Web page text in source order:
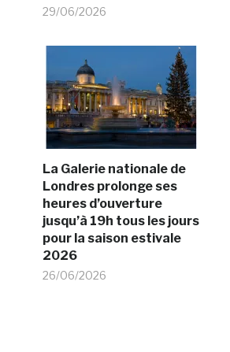
29/06/2026
La Galerie nationale de
Londres prolonge ses
heures d’ouverture
jusqu’à 19h tous les jours
pour la saison estivale
2026
26/06/2026